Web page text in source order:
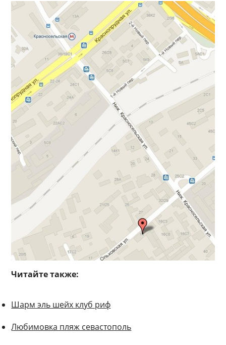
Читайте также:
Шарм эль шейх клуб риф
Любимовка пляж севастополь